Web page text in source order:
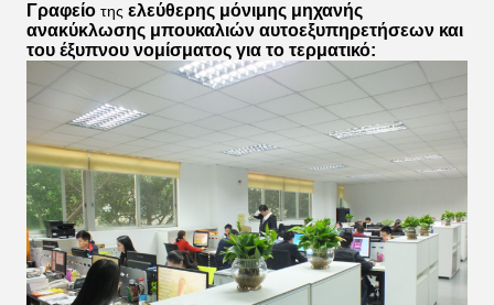
Γραφείο της ελεύθερης μόνιμης μηχανής
ανακύκλωσης μπουκαλιών αυτοεξυπηρετήσεων και
του έξυπνου νομίσματος για το τερματικό: